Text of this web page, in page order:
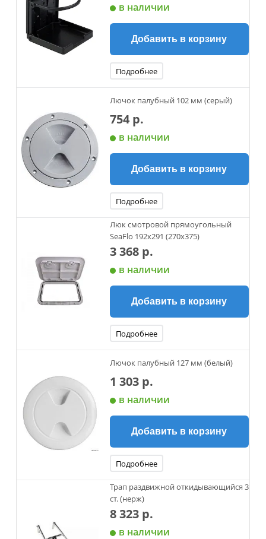
в наличии
Добавить в корзину
Подробнее
Лючок палубный 102 мм (серый)
754 р.
в наличии
Добавить в корзину
Подробнее
Люк смотровой прямоугольный
SeaFlo 192x291 (270х375)
3 368 р.
в наличии
Добавить в корзину
Подробнее
Лючок палубный 127 мм (белый)
1 303 р.
в наличии
Добавить в корзину
Подробнее
Трап раздвижной откидывающийся 3
ст. (нерж)
8 323 р.
в наличии